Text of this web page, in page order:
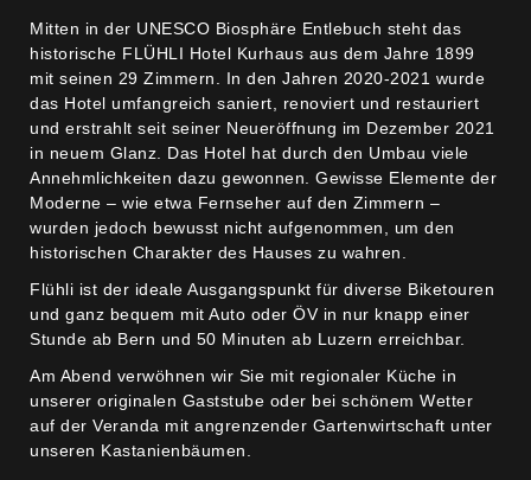
Mitten in der UNESCO Biosphäre Entlebuch steht das
historische FLÜHLI Hotel Kurhaus aus dem Jahre 1899
mit seinen 29 Zimmern. In den Jahren 2020-2021 wurde
das Hotel umfangreich saniert, renoviert und restauriert
und erstrahlt seit seiner Neueröffnung im Dezember 2021
in neuem Glanz. Das Hotel hat durch den Umbau viele
Annehmlichkeiten dazu gewonnen. Gewisse Elemente der
Moderne – wie etwa Fernseher auf den Zimmern –
wurden jedoch bewusst nicht aufgenommen, um den
historischen Charakter des Hauses zu wahren.
Flühli ist der ideale Ausgangspunkt für diverse Biketouren
und ganz bequem mit Auto oder ÖV in nur knapp einer
Stunde ab Bern und 50 Minuten ab Luzern erreichbar.
Am Abend verwöhnen wir Sie mit regionaler Küche in
unserer originalen Gaststube oder bei schönem Wetter
auf der Veranda mit angrenzender Gartenwirtschaft unter
unseren Kastanienbäumen.